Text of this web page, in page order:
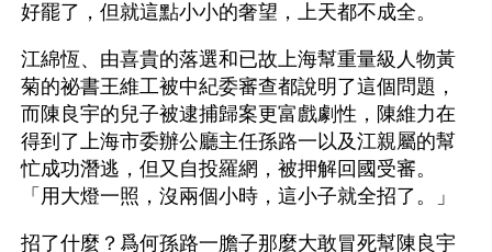
好罷了，但就這點小小的奢望，上天都不成全。
江綿恆、由喜貴的落選和已故上海幫重量級人物黃
菊的祕書王維工被中紀委審查都說明了這個問題，
而陳良宇的兒子被逮捕歸案更富戲劇性，陳維力在
得到了上海市委辦公廳主任孫路一以及江親屬的幫
忙成功潛逃，但又自投羅網，被押解回國受審。
「用大燈一照，沒兩個小時，這小子就全招了。」
招了什麼？爲何孫路一膽子那麼大敢冒死幫陳良宇